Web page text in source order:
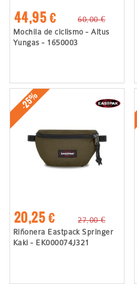
44,95 €
60,00 €
Mochila de ciclismo - Altus
Yungas - 1650003
-25%
20,25 €
27,00 €
Riñonera Eastpack Springer
Kaki - EK000074J321